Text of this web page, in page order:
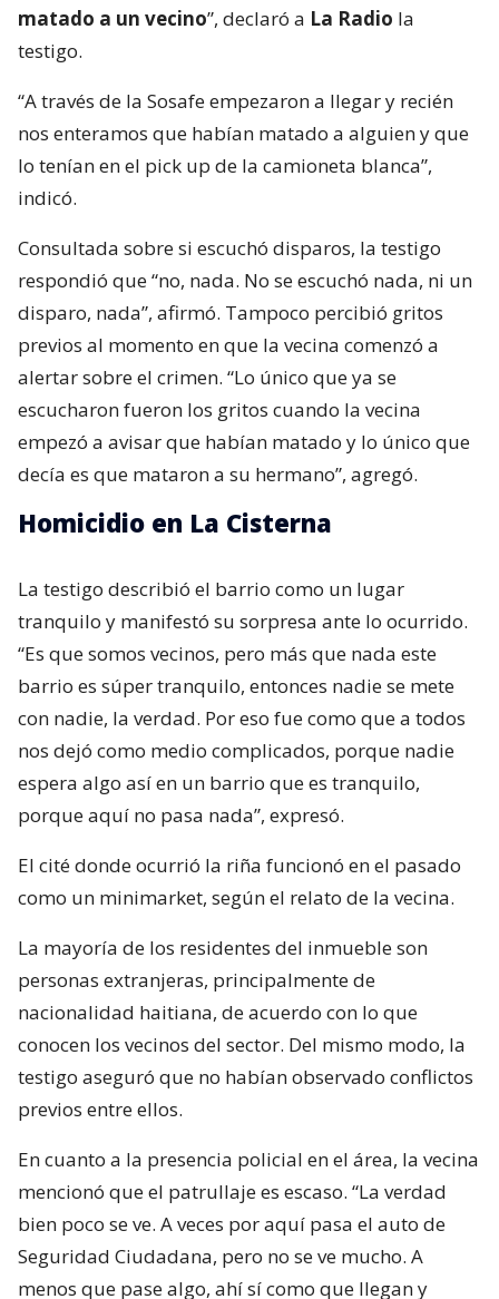
matado a un vecino”, declaró a La Radio la
testigo.
“A través de la Sosafe empezaron a llegar y recién
nos enteramos que habían matado a alguien y que
lo tenían en el pick up de la camioneta blanca”,
indicó.
Consultada sobre si escuchó disparos, la testigo
respondió que “no, nada. No se escuchó nada, ni un
disparo, nada”, afirmó. Tampoco percibió gritos
previos al momento en que la vecina comenzó a
alertar sobre el crimen. “Lo único que ya se
escucharon fueron los gritos cuando la vecina
empezó a avisar que habían matado y lo único que
decía es que mataron a su hermano”, agregó.
Homicidio en La Cisterna
La testigo describió el barrio como un lugar
tranquilo y manifestó su sorpresa ante lo ocurrido.
“Es que somos vecinos, pero más que nada este
barrio es súper tranquilo, entonces nadie se mete
con nadie, la verdad. Por eso fue como que a todos
nos dejó como medio complicados, porque nadie
espera algo así en un barrio que es tranquilo,
porque aquí no pasa nada”, expresó.
El cité donde ocurrió la riña funcionó en el pasado
como un minimarket, según el relato de la vecina.
La mayoría de los residentes del inmueble son
personas extranjeras, principalmente de
nacionalidad haitiana, de acuerdo con lo que
conocen los vecinos del sector. Del mismo modo, la
testigo aseguró que no habían observado conflictos
previos entre ellos.
En cuanto a la presencia policial en el área, la vecina
mencionó que el patrullaje es escaso. “La verdad
bien poco se ve. A veces por aquí pasa el auto de
Seguridad Ciudadana, pero no se ve mucho. A
menos que pase algo, ahí sí como que llegan y